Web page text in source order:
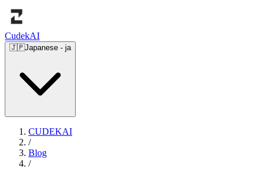
CudekAI
🇯🇵Japanese - ja
CUDEKAI
/
Blog
/